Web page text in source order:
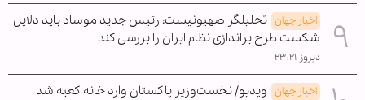
اخبار جهان تحلیلگر صهیونیست: رئیس جدید موساد باید دلایل
شکست طرح براندازی نظام ایران را بررسی کند
دیروز ۲۳:۲۱
اخبار جهان ویدیو/ نخست‌وزیر پاکستان وارد خانه کعبه شد